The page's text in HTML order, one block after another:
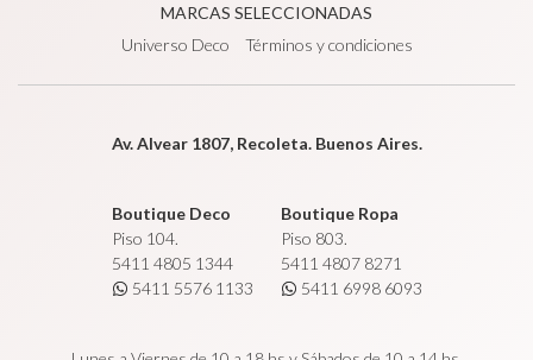
MARCAS SELECCIONADAS
Universo Deco
Términos y condiciones
Av. Alvear 1807, Recoleta. Buenos Aires.
Boutique Deco
Piso 104.
5411 4805 1344
5411 5576 1133
Boutique Ropa
Piso 803.
5411 4807 8271
5411 6998 6093